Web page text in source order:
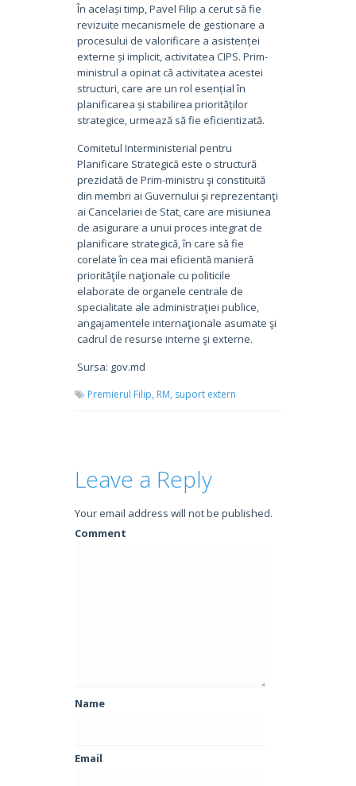
În același timp, Pavel Filip a cerut să fie
revizuite mecanismele de gestionare a
procesului de valorificare a asistenței
externe și implicit, activitatea CIPS. Prim-
ministrul a opinat că activitatea acestei
structuri, care are un rol esențial în
planificarea și stabilirea priorităților
strategice, urmează să fie eficientizată.
Comitetul Interministerial pentru
Planificare Strategică este o structură
prezidată de Prim-ministru şi constituită
din membri ai Guvernului şi reprezentanţi
ai Cancelariei de Stat, care are misiunea
de asigurare a unui proces integrat de
planificare strategică, în care să fie
corelate în cea mai eficientă manieră
priorităţile naţionale cu politicile
elaborate de organele centrale de
specialitate ale administraţiei publice,
angajamentele internaţionale asumate şi
cadrul de resurse interne şi externe.
Sursa: gov.md
Premierul Filip, RM, suport extern
Leave a Reply
Your email address will not be published.
Comment
Name
Email